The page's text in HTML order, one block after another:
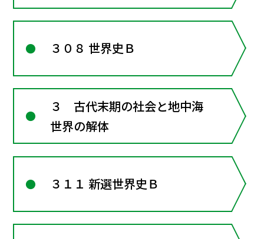
３０８ 世界史Ｂ
３ 古代末期の社会と地中海
世界の解体
３１１ 新選世界史Ｂ